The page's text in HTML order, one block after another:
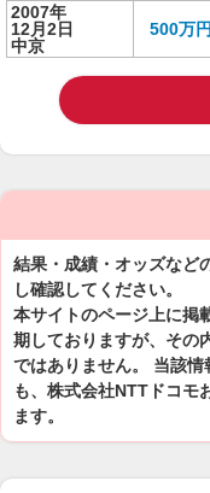
2007年
12月2日
中京
500万
結果・成績・オッズなど
し確認してください。
本サイトのページ上に掲
期しておりますが、その
ではありません。 当該
も、株式会社NTTドコモ
ます。